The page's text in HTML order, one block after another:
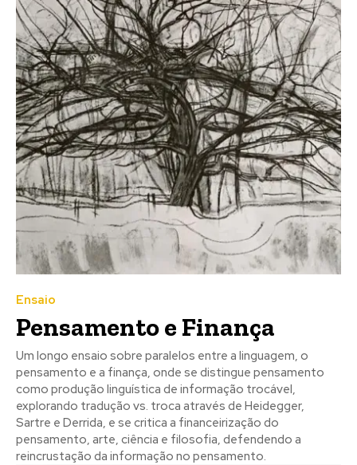
Ensaio
Pensamento e Finança
Um longo ensaio sobre paralelos entre a linguagem, o
pensamento e a finança, onde se distingue pensamento
como produção linguística de informação trocável,
explorando tradução vs. troca através de Heidegger,
Sartre e Derrida, e se critica a financeirização do
pensamento, arte, ciência e filosofia, defendendo a
reincrustação da informação no pensamento.